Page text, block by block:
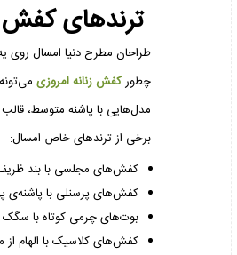
ترندهای کفش زنانه ۲۰۲۶؛ ترکیب
طراحان مطرح دنیا امسال روی
چطورکفش زنانه امروزی
مدل‌هایی با پاشنه متوسط،
برخی از ترندهای خاص امسال:
کفش‌های مجلسی با بند
کفش‌های پرسنلی با پاشنه‌ی
بوت‌های چرمی کوتاه با سگک
کفش‌های کلاسیک با الهام از